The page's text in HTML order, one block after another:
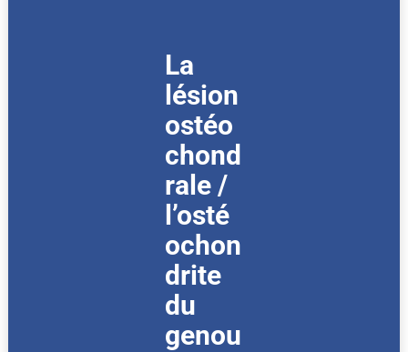
La
lésion
ostéo
chond
rale /
l’osté
ochon
drite
du
genou